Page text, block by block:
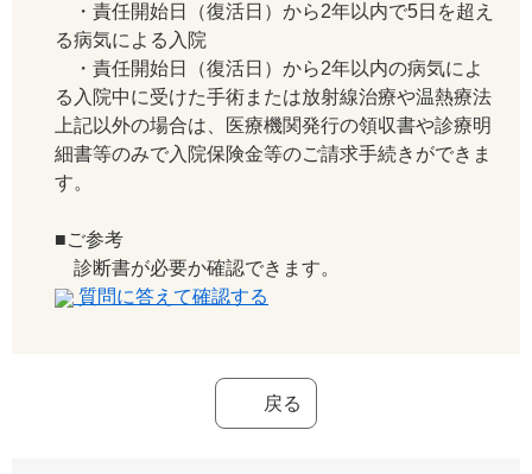
・責任開始日（復活日）から2年以内で5日を超え
る病気による入院
・責任開始日（復活日）から2年以内の病気によ
る入院中に受けた手術または放射線治療や温熱療法
上記以外の場合は、医療機関発行の領収書や診療明
細書等のみで入院保険金等のご請求手続きができま
す。
■ご参考
診断書が必要か確認できます。
質問に答えて確認する
戻る